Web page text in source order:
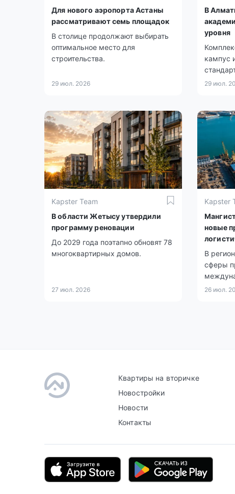
Для нового аэропорта Астаны
рассматривают семь площадок
В столице продолжают выбирать
оптимальное место для
строительства.
29 июл. 2026
В
уровня
кампус
29 июл.
Kapster Team
В области Жетысу утвердили
программу реновации
До 2029 года поэтапно обновят 78
многоквартирных домов.
27 июл. 2026
Kapster
новые
В
сферы
26 июл.
Квартиры на вторичке
Новостройки
Новости
Контакты